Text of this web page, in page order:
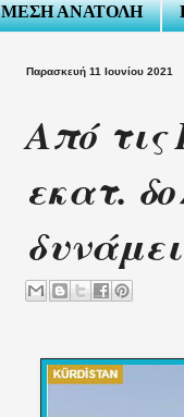
ΜΕΣΗ ΑΝΑΤΟΛΗ
Παρασκευή 11 Ιουνίου 2021
Από τις
εκατ.